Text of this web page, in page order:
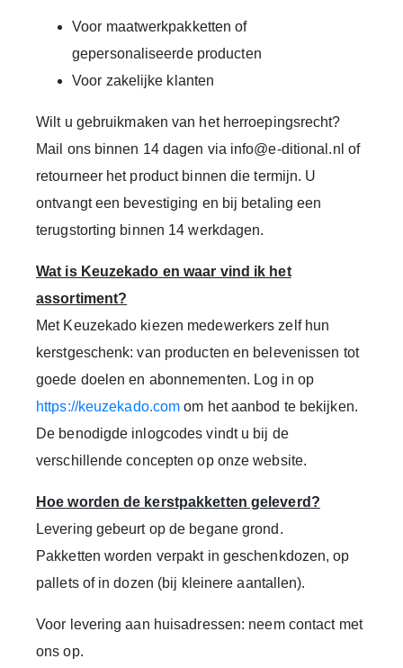
Voor maatwerkpakketten of
gepersonaliseerde producten
Voor zakelijke klanten
Wilt u gebruikmaken van het herroepingsrecht?
Mail ons binnen 14 dagen via info@e-ditional.nl of
retourneer het product binnen die termijn. U
ontvangt een bevestiging en bij betaling een
terugstorting binnen 14 werkdagen.
Wat is Keuzekado en waar vind ik het
assortiment?
Met Keuzekado kiezen medewerkers zelf hun
kerstgeschenk: van producten en belevenissen tot
goede doelen en abonnementen. Log in op
https://keuzekado.com om het aanbod te bekijken.
De benodigde inlogcodes vindt u bij de
verschillende concepten op onze website.
Hoe worden de kerstpakketten geleverd?
Levering gebeurt op de begane grond .
Pakketten worden verpakt in geschenkdozen, op
pallets of in dozen (bij kleinere aantallen).
Voor levering aan huisadressen: neem contact met
ons op.